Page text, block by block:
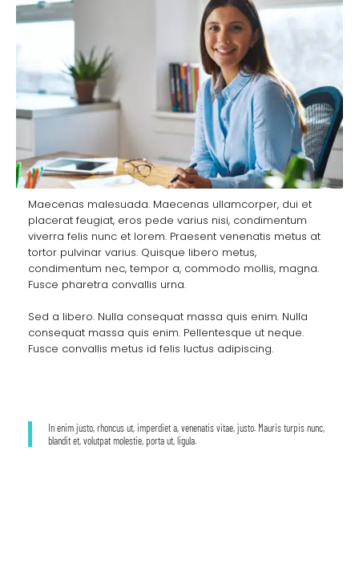
Maecenas malesuada. Maecenas ullamcorper, dui et
placerat feugiat, eros pede varius nisi, condimentum
viverra felis nunc et lorem. Praesent venenatis metus at
tortor pulvinar varius. Quisque libero metus,
condimentum nec, tempor a, commodo mollis, magna.
Fusce pharetra convallis urna.
Sed a libero. Nulla consequat massa quis enim. Nulla
consequat massa quis enim. Pellentesque ut neque.
Fusce convallis metus id felis luctus adipiscing.
In enim justo, rhoncus ut, imperdiet a, venenatis vitae, justo. Mauris turpis nunc,
blandit et, volutpat molestie, porta ut, ligula.